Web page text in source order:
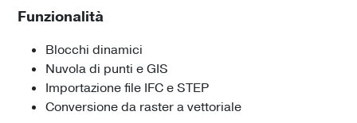
Funzionalità
Blocchi dinamici
Nuvola di punti e GIS
Importazione file IFC e STEP
Conversione da raster a vettoriale